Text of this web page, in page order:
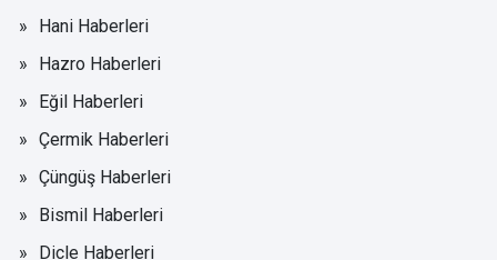
Hani Haberleri
Hazro Haberleri
Eğil Haberleri
Çermik Haberleri
Çüngüş Haberleri
Bismil Haberleri
Dicle Haberleri